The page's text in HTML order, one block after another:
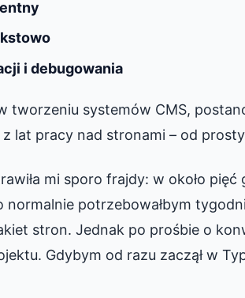
i debugowania
tworzeniu systemów CMS,
lat pracy nad stronami – od
mi sporo frajdy: w około pięć
potrzebowałbym
stron. Jednak po prośbie o
Gdybym od razu zaczął w